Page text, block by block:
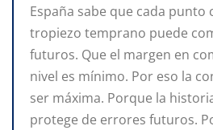
España sabe que cada punto
tropiezo temprano puede
futuros. Que el margen en
nivel es mínimo. Por eso la
ser máxima. Porque la
protege de errores futuros.